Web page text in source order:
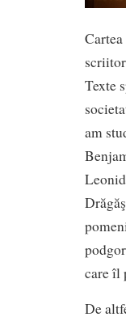
Texte
am
care îl
De